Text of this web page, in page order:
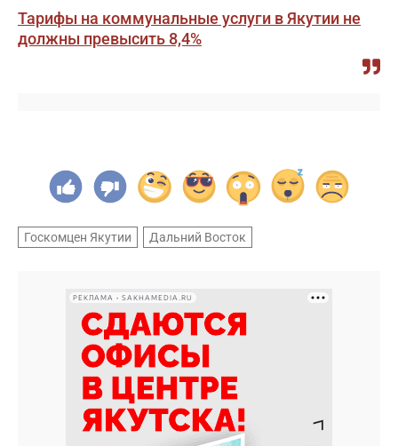
Тарифы на коммунальные услуги в Якутии не
должны превысить 8,4%
Госкомцен Якутии Дальний Восток
РЕКЛАМА • SAKHAMEDIA.RU